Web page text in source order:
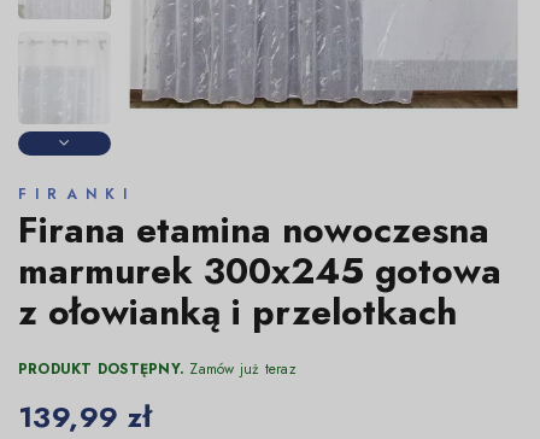
FIRANKI
Firana etamina nowoczesna
marmurek 300x245 gotowa
z ołowianką i przelotkach
PRODUKT DOSTĘPNY. Zamów już teraz
139,99 zł